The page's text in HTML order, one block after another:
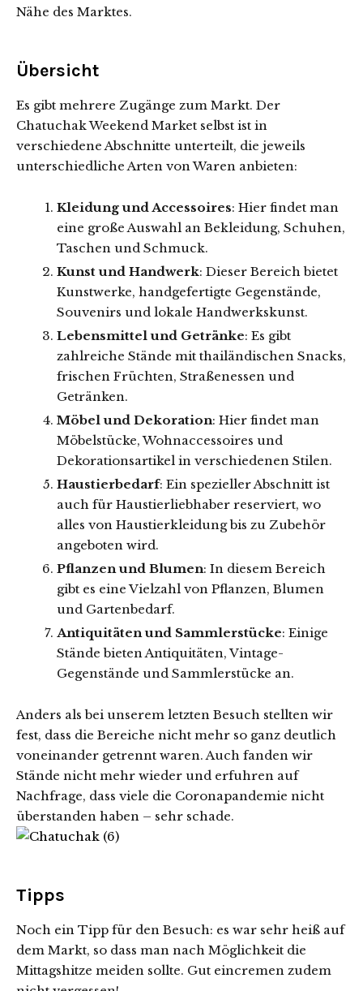
Nähe des Marktes.
Übersicht
Es gibt mehrere Zugänge zum Markt. Der
Chatuchak Weekend Market selbst ist in
verschiedene Abschnitte unterteilt, die jeweils
unterschiedliche Arten von Waren anbieten:
Kleidung und Accessoires: Hier findet man
eine große Auswahl an Bekleidung, Schuhen,
Taschen und Schmuck.
Kunst und Handwerk: Dieser Bereich bietet
Kunstwerke, handgefertigte Gegenstände,
Souvenirs und lokale Handwerkskunst.
Lebensmittel und Getränke: Es gibt
zahlreiche Stände mit thailändischen Snacks,
frischen Früchten, Straßenessen und
Getränken.
Möbel und Dekoration: Hier findet man
Möbelstücke, Wohnaccessoires und
Dekorationsartikel in verschiedenen Stilen.
Haustierbedarf: Ein spezieller Abschnitt ist
auch für Haustierliebhaber reserviert, wo
alles von Haustierkleidung bis zu Zubehör
angeboten wird.
Pflanzen und Blumen: In diesem Bereich
gibt es eine Vielzahl von Pflanzen, Blumen
und Gartenbedarf.
Antiquitäten und Sammlerstücke: Einige
Stände bieten Antiquitäten, Vintage-
Gegenstände und Sammlerstücke an.
Anders als bei unserem letzten Besuch stellten wir
fest, dass die Bereiche nicht mehr so ganz deutlich
voneinander getrennt waren. Auch fanden wir
Stände nicht mehr wieder und erfuhren auf
Nachfrage, dass viele die Coronapandemie nicht
überstanden haben – sehr schade.
Tipps
Noch ein Tipp für den Besuch: es war sehr heiß auf
dem Markt, so dass man nach Möglichkeit die
Mittagshitze meiden sollte. Gut eincremen zudem